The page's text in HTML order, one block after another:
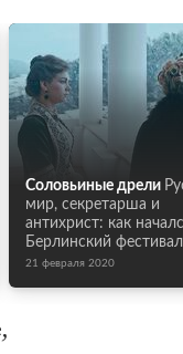
Соловьиные дрели
мир, секретарша и
антихрист: как
Берлинский
21 февраля 2020